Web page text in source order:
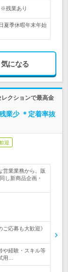
※残業あり
夏季休暇年末年始
気になる
クションで最高金
業少 ＊定着率抜
迎
営業業務から、販
し新商品企画・
応募も大歓迎》
や経験・スキル等
用…